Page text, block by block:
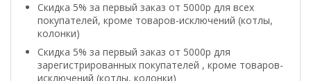
Скидка 5% за первый заказ от 5000р для всех
покупателей, кроме товаров-исключений (котлы,
колонки)
Скидка 5% за первый заказ от 5000р для
зарегистрированных покупателей , кроме товаров-
исключений (котлы, колонки)